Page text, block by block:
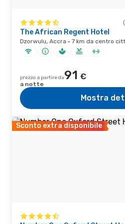
The African Regent Hotel
Dzorwulu, Accra · 7 km da centro
prezzo a partire da91 €
a notte
Mostra
Sconto extra disponibile